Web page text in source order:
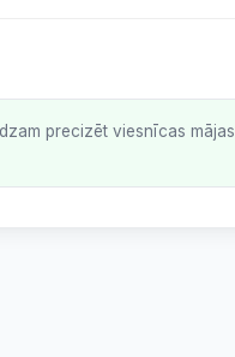
precizēt viesnīcas mājas